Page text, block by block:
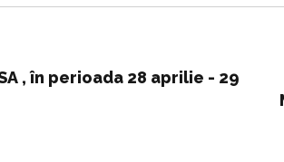
, în perioada 28 aprilie - 29